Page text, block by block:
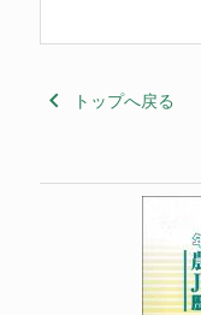
keyboard_arrow_left トップへ戻る